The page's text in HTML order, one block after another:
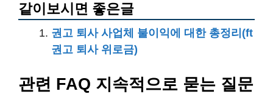
같이보시면 좋은글
권고 퇴사 사업체 불이익에 대한 총정리(ft
권고 퇴사 위로금)
관련 FAQ 지속적으로 묻는 질문